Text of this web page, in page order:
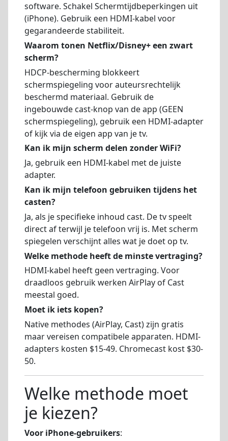
software. Schakel Schermtijdbeperkingen uit
(iPhone). Gebruik een HDMI-kabel voor
gegarandeerde stabiliteit.
Waarom tonen Netflix/Disney+ een zwart
scherm?
HDCP-bescherming blokkeert
schermspiegeling voor auteursrechtelijk
beschermd materiaal. Gebruik de
ingebouwde cast-knop van de app (GEEN
schermspiegeling), gebruik een HDMI-adapter
of kijk via de eigen app van je tv.
Kan ik mijn scherm delen zonder WiFi?
Ja, gebruik een HDMI-kabel met de juiste
adapter.
Kan ik mijn telefoon gebruiken tijdens het
casten?
Ja, als je specifieke inhoud cast. De tv speelt
direct af terwijl je telefoon vrij is. Met scherm
spiegelen verschijnt alles wat je doet op tv.
Welke methode heeft de minste vertraging?
HDMI-kabel heeft geen vertraging. Voor
draadloos gebruik werken AirPlay of Cast
meestal goed.
Moet ik iets kopen?
Native methodes (AirPlay, Cast) zijn gratis
maar vereisen compatibele apparaten. HDMI-
adapters kosten $15-49. Chromecast kost $30-
50.
Welke methode moet
je kiezen?
Voor iPhone-gebruikers: